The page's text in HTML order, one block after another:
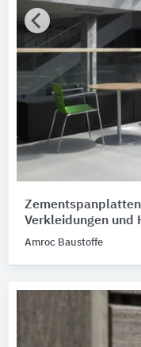
Verkleidungen und
Amroc Baustoffe